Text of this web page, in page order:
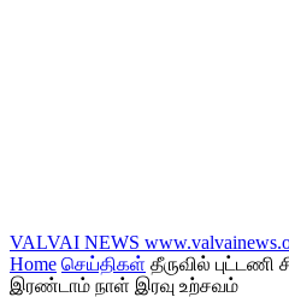
VALVAI NEWS
Home செய்திகள் தீருவில் புட்டணி
இரண்டாம் நாள் இரவு உற்சவம்